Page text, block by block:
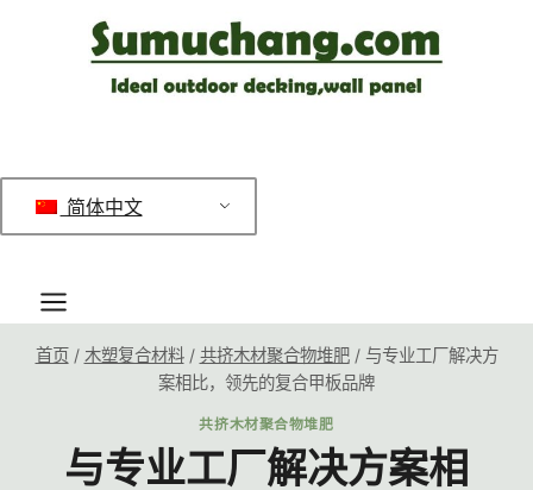
简体中文
首页 / 木塑复合材料 / 共挤木材聚合物堆肥 / 与专业工厂解决方
案相比，领先的复合甲板品牌
共挤木材聚合物堆肥
与专业工厂解决方案相